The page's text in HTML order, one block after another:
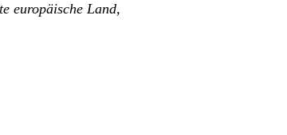
europäische Land,